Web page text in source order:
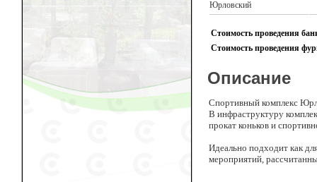
Юрловский
Стоимость проведения
Стоимость проведения
Описание
Спортивный комплекс
В инфраструктуру
прокат коньков и
Идеально подходит как
мероприятий,